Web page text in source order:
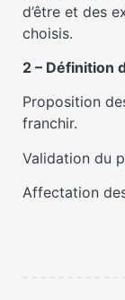
d’être et des
choisis.
2 – Définition
Proposition
franchir.
Validation du
Affectation